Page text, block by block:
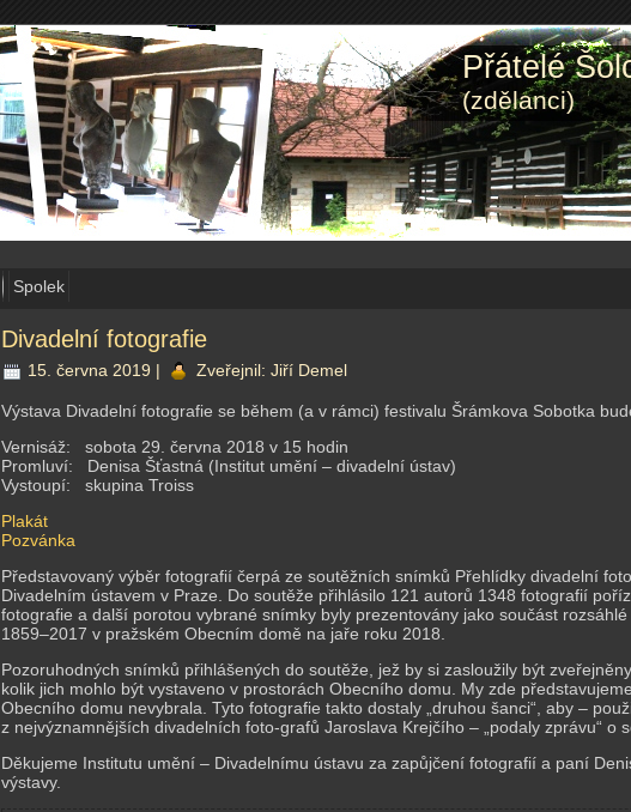
Přátelé
(zdělanci)
Spolek
Divadelní fotografie
15. června 2019 | Zveřejnil: Jiří Demel
Výstava Divadelní fotografie se během (a v rámci) festivalu Šrámkova Sobotka
Vernisáž: sobota 29. června 2018 v 15 hodin
Promluví: Denisa Šťastná (Institut umění – divadelní ústav)
Vystoupí: skupina Troiss
Plakát
Pozvánka
Představovaný výběr fotografií čerpá ze soutěžních snímků Přehlídky divadelní
Divadelním ústavem v Praze. Do soutěže přihlásilo 121 autorů 1348 fotografií
fotografie a další porotou vybrané snímky byly prezentovány jako součást
1859–2017 v pražském Obecním domě na jaře roku 2018.
Pozoruhodných snímků přihlášených do soutěže, jež by si zasloužily být
kolik jich mohlo být vystaveno v prostorách Obecního domu. My zde
Obecního domu nevybrala. Tyto fotografie takto dostaly „druhou šanci“, aby –
z nejvýznamnějších divadelních foto-grafů Jaroslava Krejčího – „podaly zprávu“ o
Děkujeme Institutu umění – Divadelnímu ústavu za zapůjčení fotografií a paní
výstavy.